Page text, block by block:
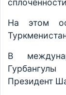
На этом
В
Президент